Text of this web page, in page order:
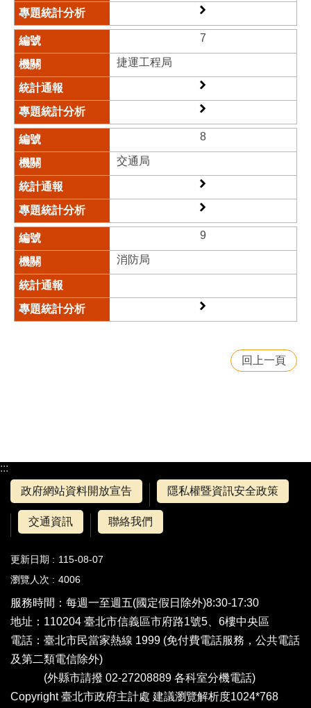
7
捷運工程局​
8
交通局​
9
消防局​
回上一頁
:::
政府網站資料開放宣告
隱私權暨資訊安全政策
交通資訊 聯絡我們
更新日期
115-08-07
瀏覽人次
4006
服務時間：每週一至週五(國定假日除外)8:30-17:30
地址：110204 臺北市信義區市府路1號5、6樓中央區
電話： 臺北市民當家熱線 1999 (免付費電話服務，公共電話
及第二類電信除外)
(外縣市請撥 02-27208889 各科室分機電話)
Copyright 臺北市政府主計處 建議瀏覽解析度1024*768